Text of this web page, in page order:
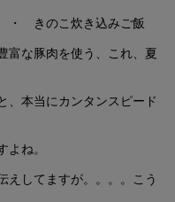
こ炊き込みご飯
富な豚肉を使う、これ、夏
、本当にカンタンスピード
ね。
えしてますが。。。。こう